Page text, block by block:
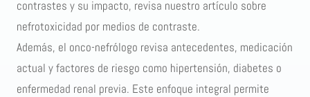
contrastes y su impacto, revisa nuestro artículo sobre
nefrotoxicidad por medios de contraste.
Además, el onco-nefrólogo revisa antecedentes, medicación
actual y factores de riesgo como hipertensión, diabetes o
enfermedad renal previa. Este enfoque integral permite